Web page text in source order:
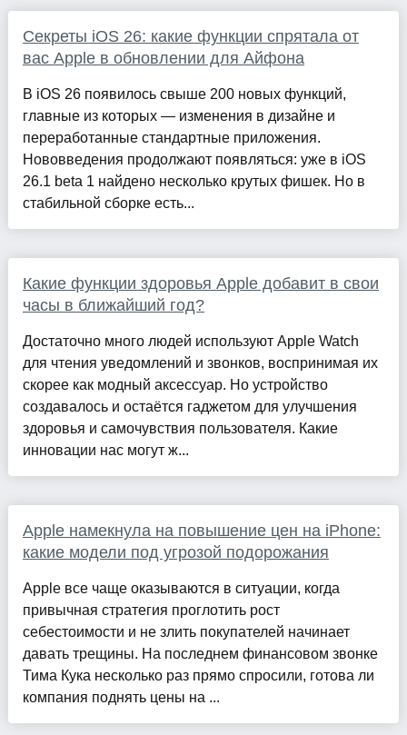
Секреты iOS 26: какие функции спрятала от
вас Apple в обновлении для Айфона
В iOS 26 появилось свыше 200 новых функций,
главные из которых — изменения в дизайне и
переработанные стандартные приложения.
Нововведения продолжают появляться: уже в iOS
26.1 beta 1 найдено несколько крутых фишек. Но в
стабильной сборке есть...
Какие функции здоровья Apple добавит в свои
часы в ближайший год?
Достаточно много людей используют Apple Watch
для чтения уведомлений и звонков, воспринимая их
скорее как модный аксессуар. Но устройство
создавалось и остаётся гаджетом для улучшения
здоровья и самочувствия пользователя. Какие
инновации нас могут ж...
Apple намекнула на повышение цен на iPhone:
какие модели под угрозой подорожания
Apple все чаще оказываются в ситуации, когда
привычная стратегия проглотить рост
себестоимости и не злить покупателей начинает
давать трещины. На последнем финансовом звонке
Тима Кука несколько раз прямо спросили, готова ли
компания поднять цены на ...